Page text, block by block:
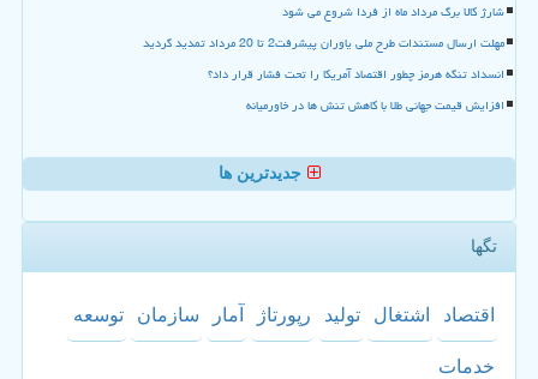
شارژ کالا برگ مرداد ماه از فردا شروع می شود
مهلت ارسال مستندات طرح ملی یاوران پیشرفت2 تا 20 مرداد تمدید گردید
انسداد تنگه هرمز چطور اقتصاد آمریکا را تحت فشار قرار داد؟
افزایش قیمت جهانی طلا با کاهش تنش ها در خاورمیانه
جدیدترین ها
تگها
اقتصاد اشتغال تولید رپورتاژ آمار سازمان توسعه
خدمات